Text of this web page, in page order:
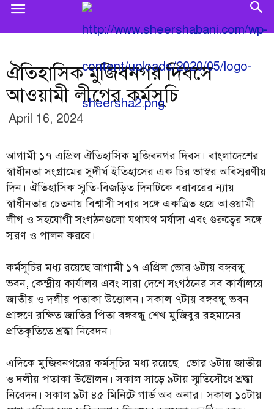
ঐতিহাসিক মুজিবনগর দিবসে
আওয়ামী লীগের কর্মসূচি
April 16, 2024
আগামী ১৭ এপ্রিল ঐতিহাসিক মুজিবনগর দিবস। বাংলাদেশের
স্বাধীনতা সংগ্রামের সুদীর্ঘ ইতিহাসের এক চির ভাস্বর অবিস্মরণীয়
দিন। ঐতিহাসিক স্মৃতি-বিজড়িত দিনটিকে বরাবরের ন্যায়
স্বাধীনতার চেতনায় বিশ্বাসী সবার সঙ্গে একত্রিত হয়ে আওয়ামী
লীগ ও সহযোগী সংগঠনগুলো যথাযথ মর্যাদা এবং গুরুত্বের সঙ্গে
স্মরণ ও পালন করবে।
কর্মসূচির মধ্য রয়েছে আগামী ১৭ এপ্রিল ভোর ৬টায় বঙ্গবন্ধু
ভবন, কেন্দ্রীয় কার্যালয় এবং সারা দেশে সংগঠনের সব কার্যালয়ে
জাতীয় ও দলীয় পতাকা উত্তোলন। সকাল ৭টায় বঙ্গবন্ধু ভবন
প্রাঙ্গণে রক্ষিত জাতির পিতা বঙ্গবন্ধু শেখ মুজিবুর রহমানের
প্রতিকৃতিতে শ্রদ্ধা নিবেদন।
এদিকে মুজিবনগরের কর্মসূচির মধ্য রয়েছে– ভোর ৬টায় জাতীয়
ও দলীয় পতাকা উত্তোলন। সকাল সাড়ে ৯টায় স্মৃতিসৌধে শ্রদ্ধা
নিবেদন। সকাল ৯টা ৪৫ মিনিটে গার্ড অব অনার। সকাল ১০টায়